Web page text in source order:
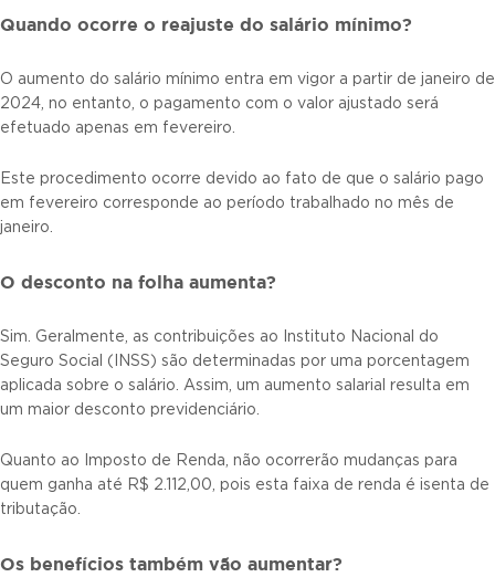
Quando ocorre o reajuste do salário mínimo?
O aumento do salário mínimo entra em vigor a partir de janeiro de
2024, no entanto, o pagamento com o valor ajustado será
efetuado apenas em fevereiro.
Este procedimento ocorre devido ao fato de que o salário pago
em fevereiro corresponde ao período trabalhado no mês de
janeiro.
O desconto na folha aumenta?
Sim. Geralmente, as contribuições ao Instituto Nacional do
Seguro Social (INSS) são determinadas por uma porcentagem
aplicada sobre o salário. Assim, um aumento salarial resulta em
um maior desconto previdenciário.
Quanto ao Imposto de Renda, não ocorrerão mudanças para
quem ganha até R$ 2.112,00, pois esta faixa de renda é isenta de
tributação.
Os benefícios também vão aumentar?